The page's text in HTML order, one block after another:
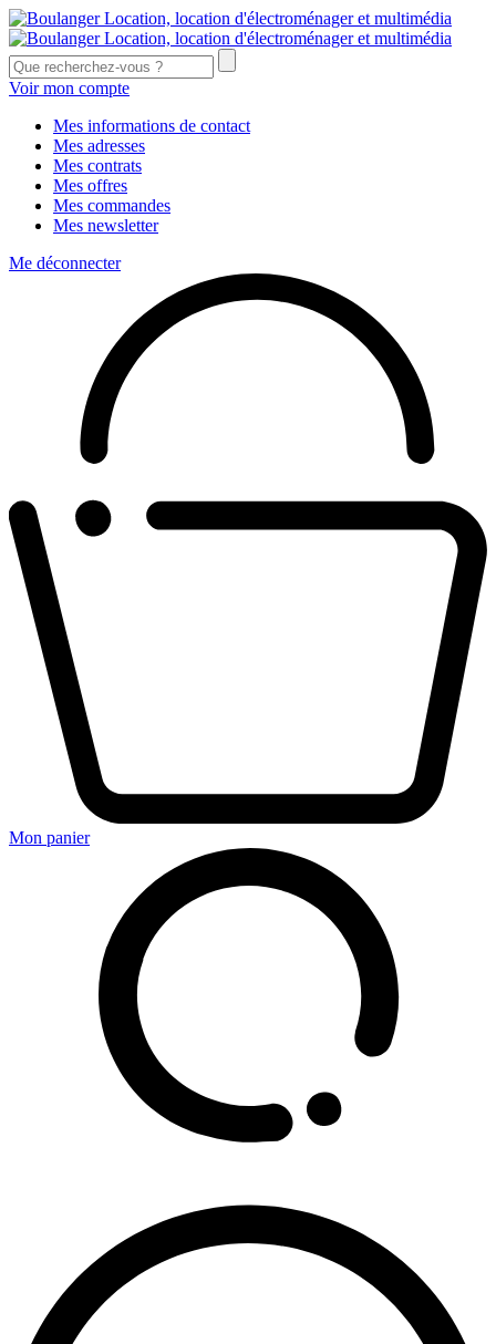
Voir mon compte
Mes informations de contact
Mes adresses
Mes contrats
Mes offres
Mes commandes
Mes newsletter
Me déconnecter
Mon panier